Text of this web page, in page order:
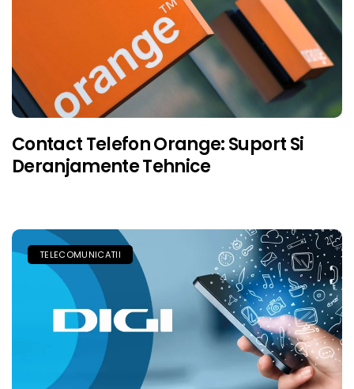
Contact Telefon Orange: Suport Si
Deranjamente Tehnice
TELECOMUNICATII